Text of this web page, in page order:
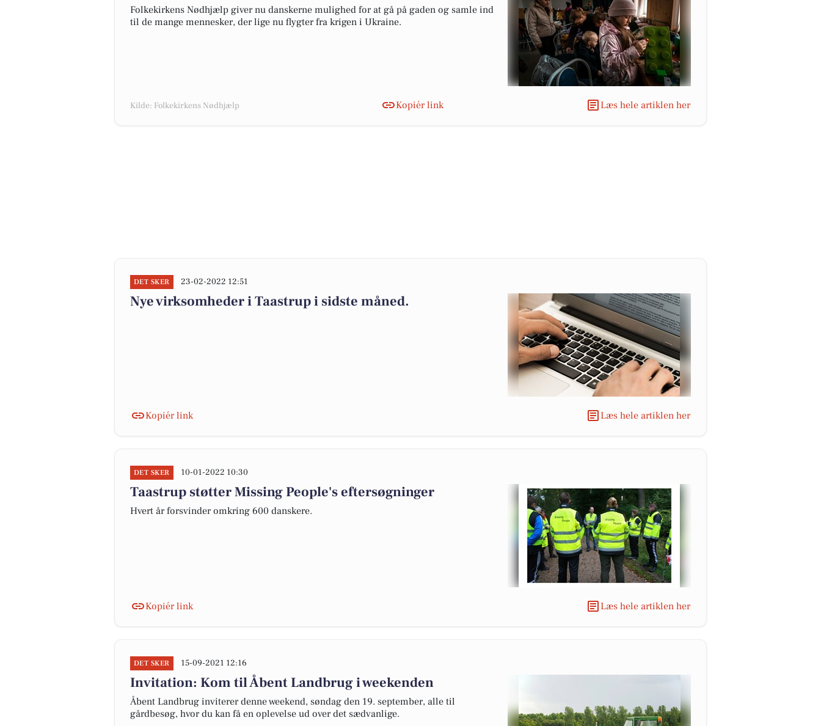
Folkekirkens Nødhjælp giver nu danskerne mulighed for at gå på gaden og samle ind
til de mange mennesker, der lige nu flygter fra krigen i Ukraine.
Kilde: Folkekirkens Nødhjælp Kopiér link Læs hele artiklen her
DET SKER 23-02-2022 12:51
Nye virksomheder i Taastrup i sidste måned.
Kopiér link Læs hele artiklen her
DET SKER 10-01-2022 10:30
Taastrup støtter Missing People's eftersøgninger
Hvert år forsvinder omkring 600 danskere.
Kopiér link Læs hele artiklen her
DET SKER 15-09-2021 12:16
Invitation: Kom til Åbent Landbrug i weekenden
Åbent Landbrug inviterer denne weekend, søndag den 19. september, alle til
gårdbesøg, hvor du kan få en oplevelse ud over det sædvanlige.